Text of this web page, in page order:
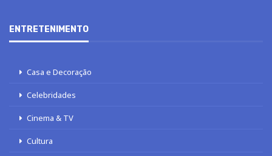
ENTRETENIMENTO
Casa e Decoração
Celebridades
Cinema & TV
Cultura